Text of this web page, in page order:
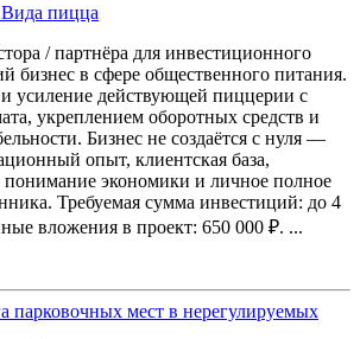
пицца
/ партнёра для инвестиционного
бизнес в сфере общественного питания.
усиление действующей пиццерии с
укреплением оборотных средств и
Бизнес не создаётся с нуля —
опыт, клиентская база,
понимание экономики и личное полное
Требуемая сумма инвестиций: до 4
вложения в проект: 650 000 ₽. ...
парковочных мест в нерегулируемых